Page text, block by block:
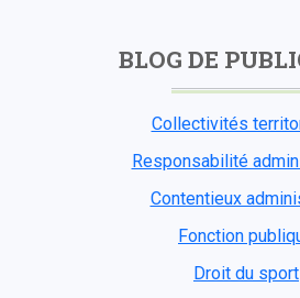
BLOG DE
Collectivités
Responsabilité
Contentieux
Fonction
Droit du sport